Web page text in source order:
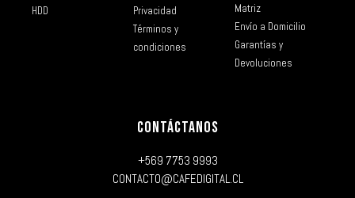
HDD
Privacidad
Términos y
condiciones
Matriz
Envío a Domicilio
Garantías y
Devoluciones
CONTÁCTANOS
+569 7753 9993
CONTACTO@CAFEDIGITAL.CL